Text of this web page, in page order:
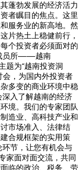
蓬勃发展的经济活力
者瞩目的焦点。这里
服务业的新高地。然
片热土上稳健前行，
个投资者必须面对的
员所——越南
题为“越南投资洞
会，为国内外投资者
多变的商业环境中稳
入了解越南的经济
境。我们的专家团队
造业、高科技产业和
市场准入、法律结
合规框架的实用策
节，让您有机会与
家面对面交流，共同
临的政治、税务、劳